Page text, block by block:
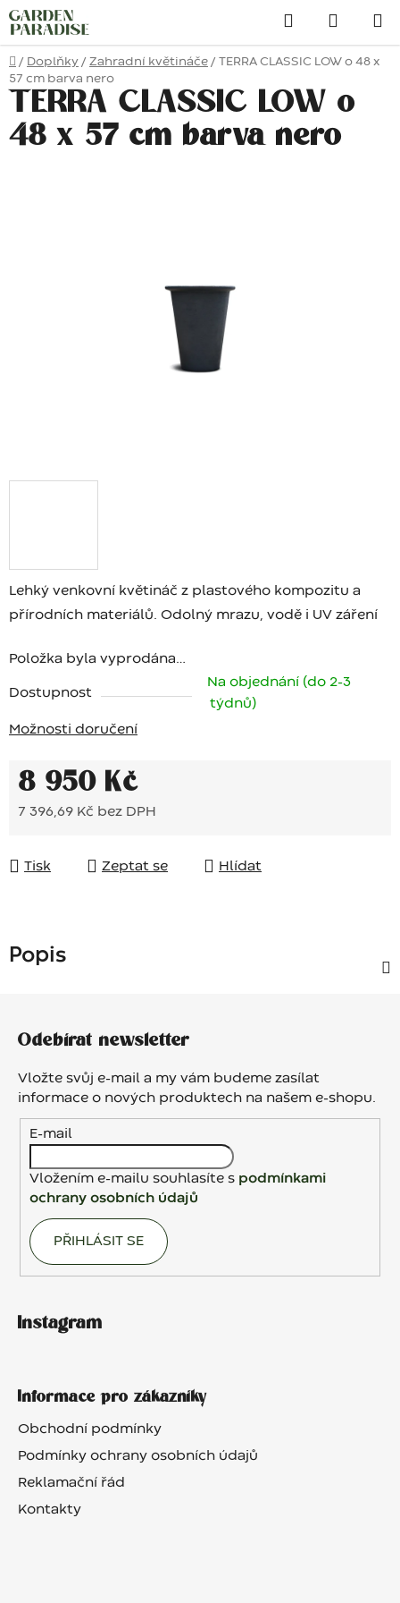
Přejít
na
obsah
Hledat
Domů
/ Doplňky / Zahradní květináče / TERRA CLASSIC LOW o 48 x
57 cm barva nero
Lehký venkovní květináč z plastového kompozitu a
přírodních materiálů. Odolný mrazu, vodě i UV záření
Položka byla vyprodána…
Dostupnost
Na objednání (do 2-3
týdnů)
Možnosti doručení
8 950 Kč
7 396,69 Kč bez DPH
Tisk Zeptat se Hlídat
TERRA CLASSIC LOW o
48 x 57 cm barva nero
Popis
Odebírat newsletter
Vložte svůj e-mail a my vám budeme zasílat
informace o nových produktech na našem e-shopu.
E-mail
Vložením e-mailu souhlasíte s podmínkami
ochrany osobních údajů
PŘIHLÁSIT SE
Instagram
Informace pro zákazníky
Obchodní podmínky
Podmínky ochrany osobních údajů
Reklamační řád
Kontakty